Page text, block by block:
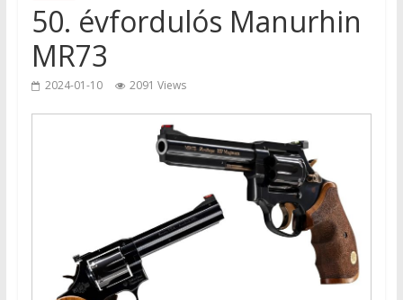
50. évfordulós Manurhin
MR73
2024-01-10 2091 Views